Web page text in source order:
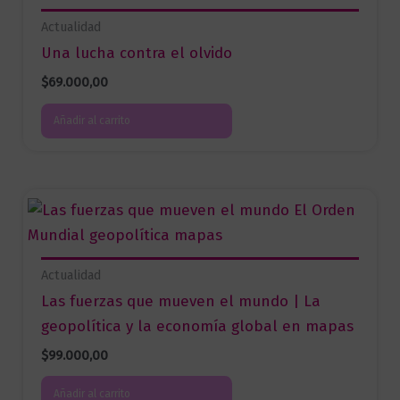
Actualidad
Una lucha contra el olvido
$69.000,00
Añadir al carrito
Actualidad
Las fuerzas que mueven el mundo | La
geopolítica y la economía global en mapas
$99.000,00
Añadir al carrito